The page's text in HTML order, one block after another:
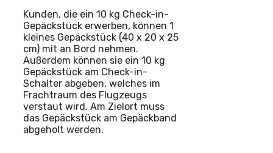
Kunden, die ein 10 kg Check-in-
Gepäckstück erwerben, können 1
kleines Gepäckstück (40 x 20 x 25
cm) mit an Bord nehmen.
Außerdem können sie ein 10 kg
Gepäckstück am Check-in-
Schalter abgeben, welches im
Frachtraum des Flugzeugs
verstaut wird. Am Zielort muss
das Gepäckstück am Gepäckband
abgeholt werden.